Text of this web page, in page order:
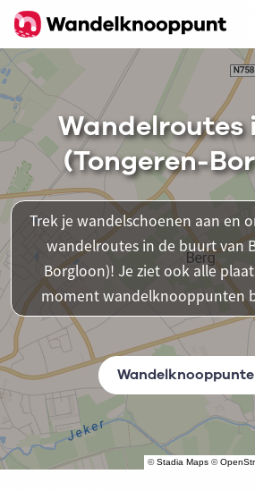
©Stadia Maps ©
Wandelroutes
(Tongeren-
Trek je wandelschoenen aan en
wandelroutes in de buurt van
Borgloon)! Je ziet ook alle
moment wandelknooppunten